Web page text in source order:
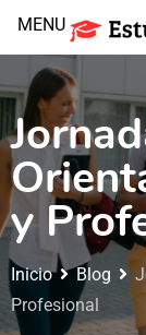
y
Inicio Blog
Profesional
MENU